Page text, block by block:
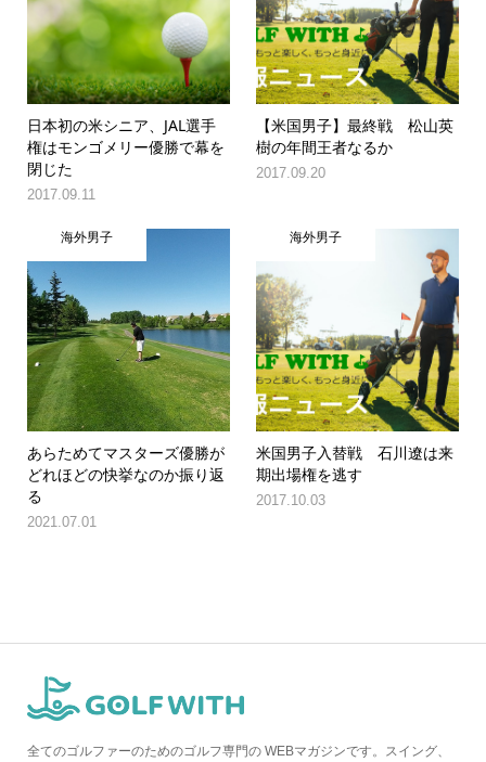
日本初の米シニア、JAL選手
権はモンゴメリー優勝で幕を
閉じた
2017.09.11
【米国男子】最終戦 松山英
樹の年間王者なるか
2017.09.20
海外男子
あらためてマスターズ優勝が
どれほどの快挙なのか振り返
る
2021.07.01
海外男子
米国男子入替戦 石川遼は来
期出場権を逃す
2017.10.03
全てのゴルファーのためのゴルフ専門の WEBマガジンです。スイング、